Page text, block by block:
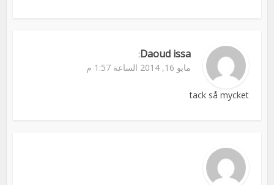
Daoud issa
:
مايو 16, 2014 الساعة 1:57 م
tack så mycket